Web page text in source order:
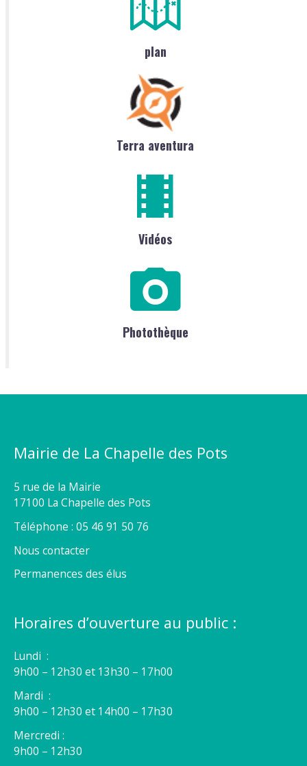
plan
Terra aventura
Vidéos
Photothèque
Mairie de La Chapelle des Pots
5 rue de la Mairie
17100 La Chapelle des Pots
Téléphone : 05 46 91 50 76
Nous contacter
Permanences des élus
Horaires d’ouverture au public :
Lundi :
9h00 – 12h30 et 13h30 – 17h00
Mardi :
9h00 – 12h30 et 14h00 – 17h30
Mercredi :
9h00 – 12h30